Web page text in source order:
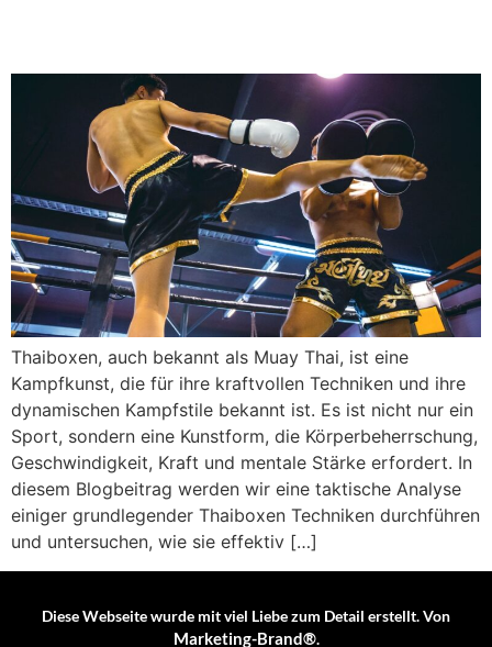
Thaiboxen, auch bekannt als Muay Thai, ist eine
Kampfkunst, die für ihre kraftvollen Techniken und ihre
dynamischen Kampfstile bekannt ist. Es ist nicht nur ein
Sport, sondern eine Kunstform, die Körperbeherrschung,
Geschwindigkeit, Kraft und mentale Stärke erfordert. In
diesem Blogbeitrag werden wir eine taktische Analyse
einiger grundlegender Thaiboxen Techniken durchführen
und untersuchen, wie sie effektiv […]
Diese Webseite wurde mit viel Liebe zum Detail erstellt. Von
Marketing-Brand®.